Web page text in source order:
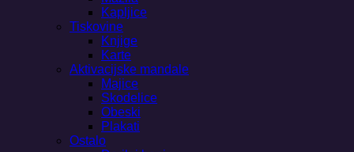
Kapljice
Tiskovine
Knjige
Karte
Aktivacijske mandale
Majice
Skodelice
Obeski
Plakati
Ostalo